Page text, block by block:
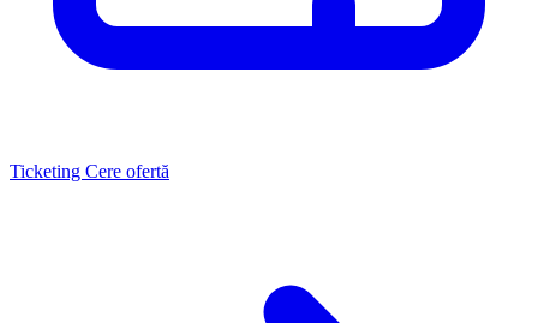
Ticketing Cere ofertă